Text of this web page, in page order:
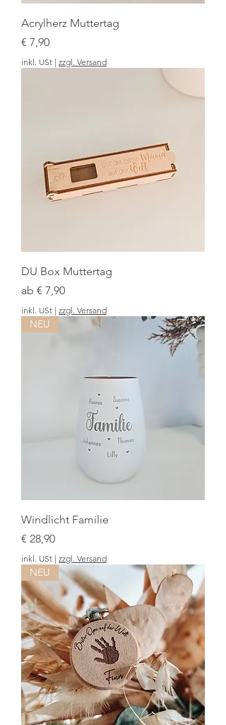
Acrylherz Muttertag
Preis
€ 7,90
inkl. USt | zzgl. Versand
DU Box Muttertag
ab € 7,90
Sale-Preis
inkl. USt | zzgl. Versand
NEU
Windlicht Familie
Preis
€ 28,90
inkl. USt | zzgl. Versand
NEU